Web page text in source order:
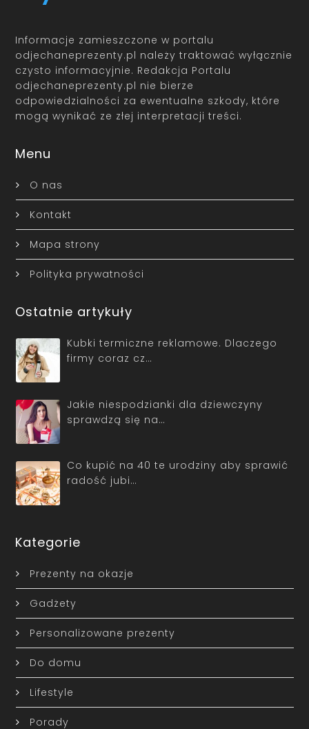
Informacje zamieszczone w portalu
odjechaneprezenty.pl należy traktować wyłącznie
czysto informacyjnie. Redakcja Portalu
odjechaneprezenty.pl nie bierze
odpowiedzialności za ewentualne szkody, które
mogą wynikać ze złej interpretacji treści.
Menu
O nas
Kontakt
Mapa strony
Polityka prywatności
Ostatnie artykuły
Kubki termiczne reklamowe. Dlaczego
firmy coraz cz…
Jakie niespodzianki dla dziewczyny
sprawdzą się na…
Co kupić na 40 te urodziny aby sprawić
radość jubi…
Kategorie
Prezenty na okazje
Gadżety
Personalizowane prezenty
Do domu
Lifestyle
Porady